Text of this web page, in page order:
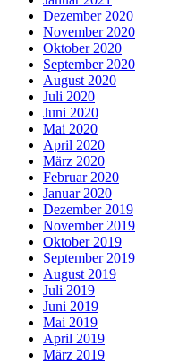
Dezember 2020
November 2020
Oktober 2020
September 2020
August 2020
Juli 2020
Juni 2020
Mai 2020
April 2020
März 2020
Februar 2020
Januar 2020
Dezember 2019
November 2019
Oktober 2019
September 2019
August 2019
Juli 2019
Juni 2019
Mai 2019
April 2019
März 2019